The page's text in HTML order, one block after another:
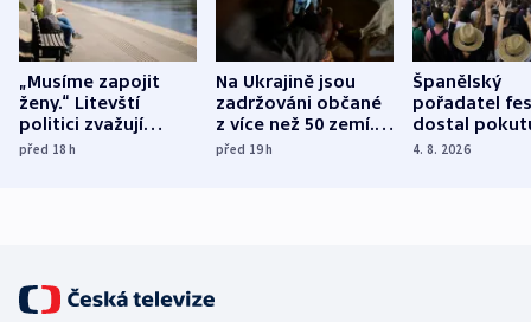
„Musíme zapojit
ženy.“ Litevští
politici zvažují
dohodu o
před 18h
Na Ukrajině jsou
zadržováni občané
z více než 50 zemí.
Bojovali na straně
před 19h
Španělský
pořadatel
dostal
nekalé
4. 8. 2026